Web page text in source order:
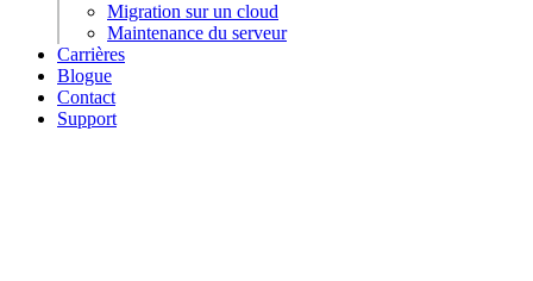
Migration sur un cloud
Maintenance du serveur
Carrières
Blogue
Contact
Support